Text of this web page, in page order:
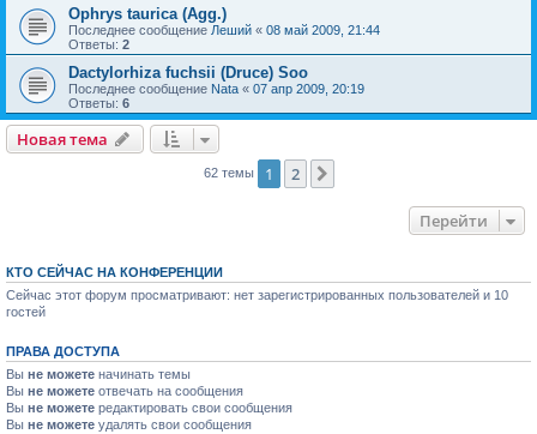
Ophrys taurica (Agg.)
Последнее сообщение Леший « 08 май 2009, 21:44
Ответы: 2
Dactylorhiza fuchsii (Druce) Soo
Последнее сообщение Nata « 07 апр 2009, 20:19
Ответы: 6
Новая тема
62 темы 1 2
Перейти
КТО СЕЙЧАС НА КОНФЕРЕНЦИИ
Сейчас этот форум просматривают: нет зарегистрированных пользователей и 10
гостей
ПРАВА ДОСТУПА
Вы не можете начинать темы
Вы не можете отвечать на сообщения
Вы не можете редактировать свои сообщения
Вы не можете удалять свои сообщения